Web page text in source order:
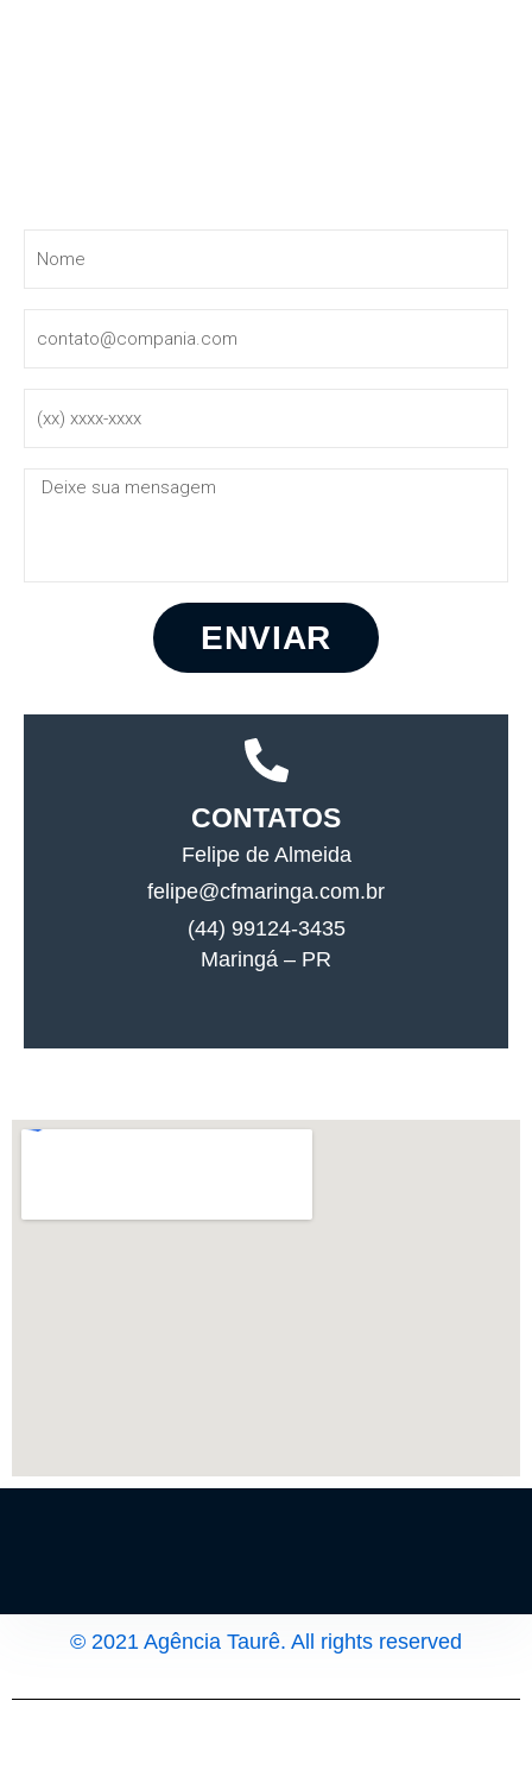
ENVIAR
CONTATOS
Felipe de Almeida
felipe@cfmaringa.com.br
(44) 99124-3435
Maringá – PR
© 2021 Agência Taurê. All rights reserved